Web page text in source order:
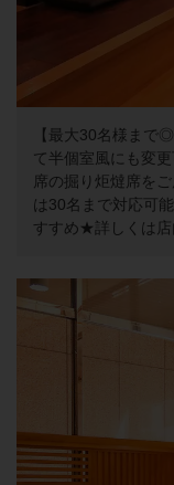
【最大30名様まで
て半個室風にも変
席の掘り炬燵席を
は30名まで対応可
すすめ★詳しくは店